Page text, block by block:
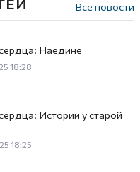
Все новости
18:28
Наедине
18:25
Истории у старой